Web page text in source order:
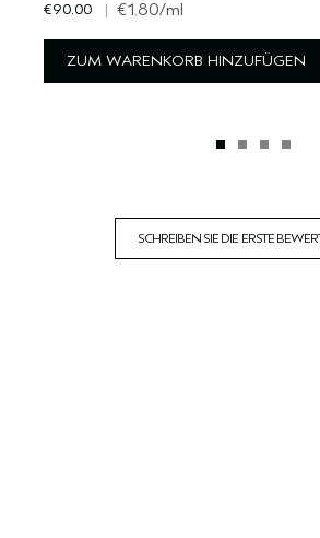
€90.00 | €1.80/ml
ZUM WARENKORB HINZUFÜGEN
SCHREIBEN SIE DIE ERSTE